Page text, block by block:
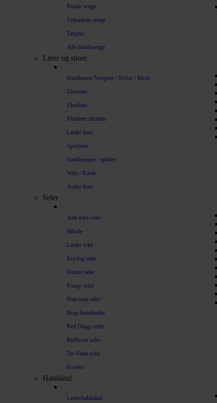
Runde senge
Firkantede senge
Tæpper
Alle hundesenge
Liner og snore
Hundesnor Neopren / Nylon / Mesh
Elastiske
Flexliner
Flexliner tilbehør
Læder liner
Sporliner
Støddæmper / splitter
Wire / Kæde
Andre liner
Seler
Anti-træk seler
Bilsele
Læder seler
Ezydog seler
Hunter seler
Kurgo seler
Non-stop seler
Rogz hundeseler
Red Dingo seler
Ruffwear seler
Tre Ponti seler
H-seler
Halsbånd
Læderhalsbånd